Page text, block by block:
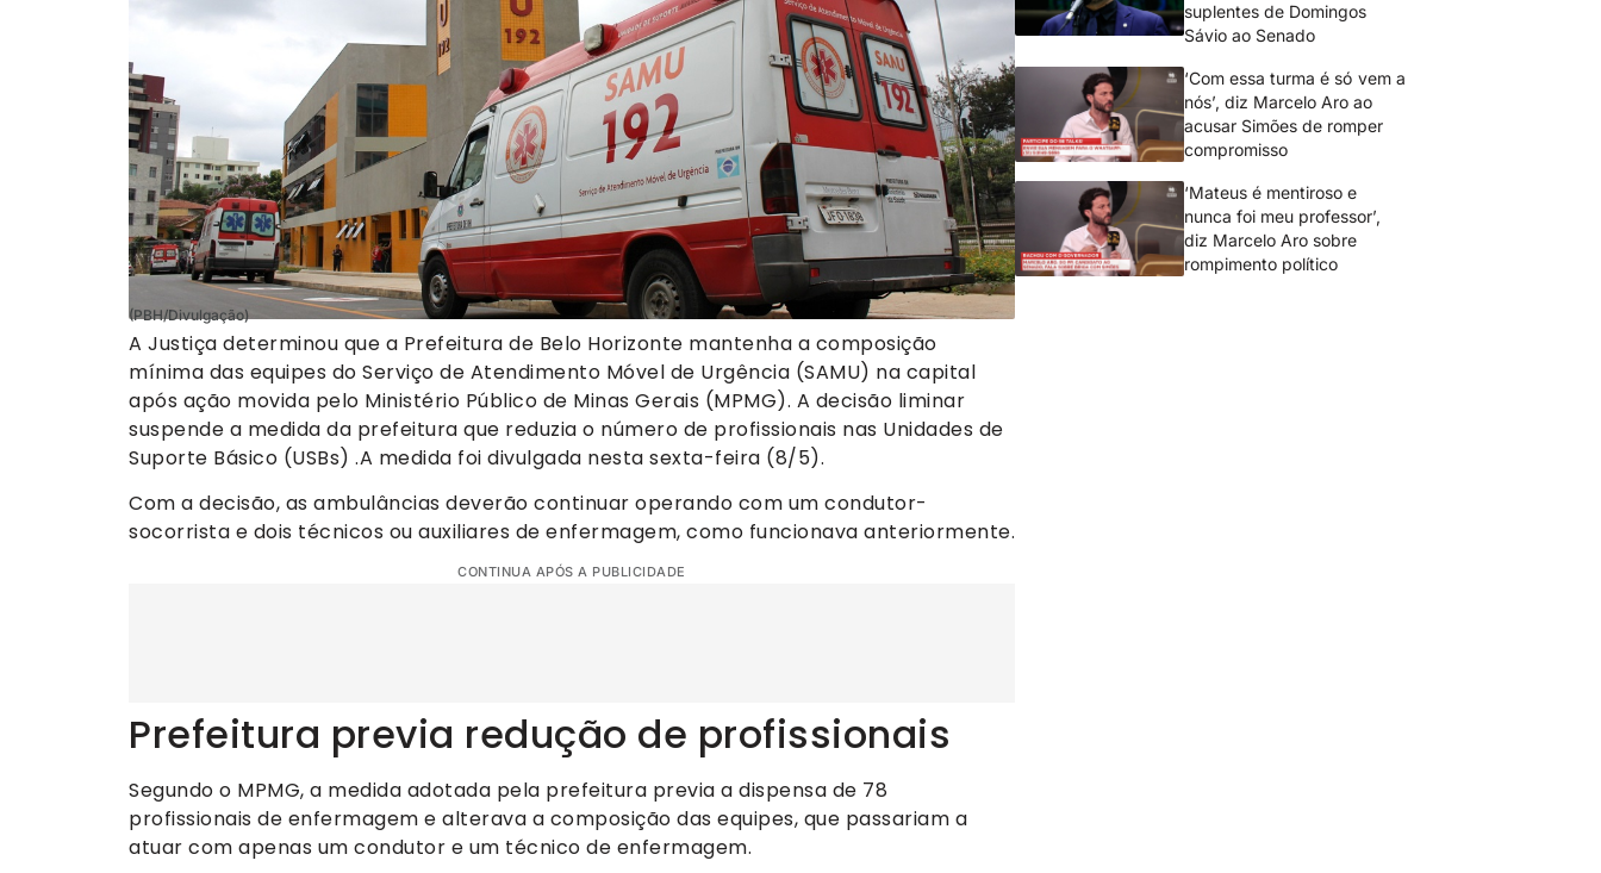
(PBH/Divulgação)
A Justiça determinou que a Prefeitura de Belo Horizonte mantenha a composição
mínima das equipes do Serviço de Atendimento Móvel de Urgência (SAMU) na capital
após ação movida pelo Ministério Público de Minas Gerais (MPMG). A decisão liminar
suspende a medida da prefeitura que reduzia o número de profissionais nas Unidades de
Suporte Básico (USBs) .A medida foi divulgada nesta sexta-feira (8/5).
Com a decisão, as ambulâncias deverão continuar operando com um condutor-
socorrista e dois técnicos ou auxiliares de enfermagem, como funcionava anteriormente.
CONTINUA APÓS A PUBLICIDADE
Prefeitura previa redução de profissionais
Segundo o MPMG, a medida adotada pela prefeitura previa a dispensa de 78
profissionais de enfermagem e alterava a composição das equipes, que passariam a
atuar com apenas um condutor e um técnico de enfermagem.
suplentes de Domingos
Sávio ao Senado
‘Com essa turma é só vem a
nós’, diz Marcelo Aro ao
acusar Simões de romper
compromisso
‘Mateus é mentiroso e
nunca foi meu professor’,
diz Marcelo Aro sobre
rompimento político